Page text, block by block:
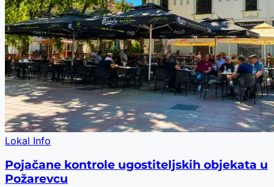
Lokal Info
Pojačane kontrole ugostiteljskih objekata u
Požarevcu